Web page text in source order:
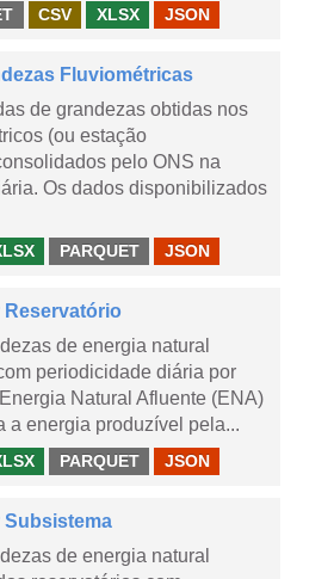
CSV XLSX JSON
Fluviométricas
de grandezas obtidas nos
(ou estação
pelo ONS na
Os dados disponibilizados
PARQUET JSON
Reservatório
de energia natural
periodicidade diária por
Natural Afluente (ENA)
a energia produzível pela...
PARQUET JSON
Subsistema
de energia natural